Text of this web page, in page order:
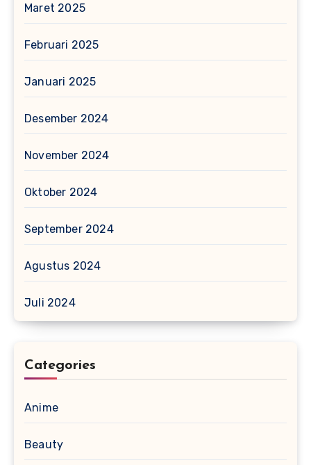
Maret 2025
Februari 2025
Januari 2025
Desember 2024
November 2024
Oktober 2024
September 2024
Agustus 2024
Juli 2024
Categories
Anime
Beauty